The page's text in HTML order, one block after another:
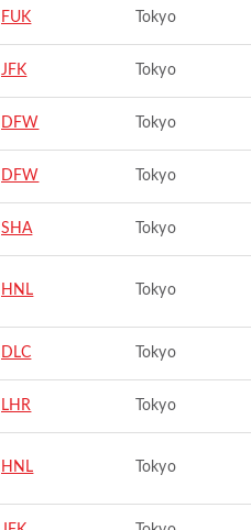
FUK Tokyo
JFK Tokyo
DFW Tokyo
DFW Tokyo
SHA Tokyo
HNL Tokyo
DLC Tokyo
LHR Tokyo
HNL Tokyo